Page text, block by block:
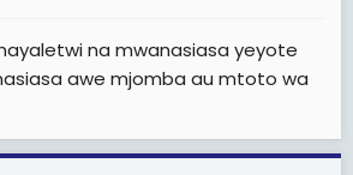
na mwanasiasa yeyote
awe mjomba au mtoto wa